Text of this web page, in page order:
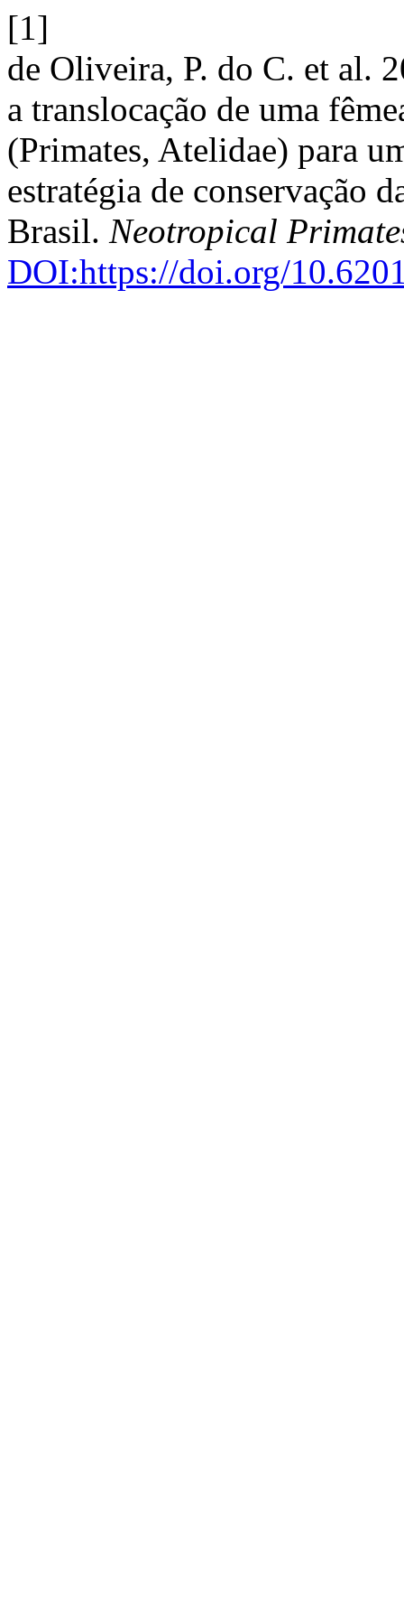
[1]
de Oliveira, P. do C. et al.
a translocação de uma
(Primates, Atelidae) para
estratégia de conservação
Brasil. Neotropical
DOI:https://doi.org/